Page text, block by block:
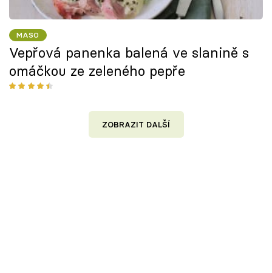
MASO
Vepřová panenka balená ve slanině s
omáčkou ze zeleného pepře
ZOBRAZIT DALŠÍ